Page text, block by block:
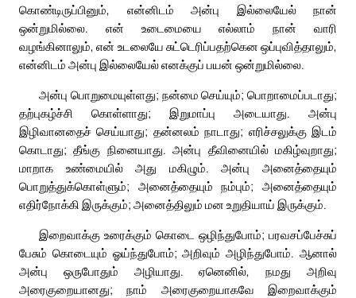
கொண்டிருப்பினும், என்னிடம் அன்பு இல்லையேல் நான்
ஒன்றுமில்லை. என் உடைமையை எல்லாம் நான் வாரி
வழங்கினாலும், என் உடலையே சுட்டெரிப்பதற்கென ஒப்புவித்தாலும்,
என்னிடம் அன்பு இல்லையேல் எனக்குப் பயன் ஒன்றுமில்லை.
அன்பு பொறுமையுள்ளது; நன்மை செய்யும்; பொறாமைப்படாது;
தற்புகழ்ச்சி கொள்ளாது; இறுமாப்பு அடையாது. அன்பு
இழிவானதைச் செய்யாது; தன்னலம் நாடாது; எரிச்சலுக்கு இடம்
கொடாது; தீங்கு நினையாது. அன்பு தீவினையில் மகிழ்வுறாது;
மாறாக உண்மையில் அது மகிழும். அன்பு அனைத்தையும்
பொறுத்துக்கொள்ளும்; அனைத்தையும் நம்பும்; அனைத்தையும்
எதிர்நோக்கி இருக்கும்; அனைத்திலும் மன உறுதியாய் இருக்கும்.
இறைவாக்கு உரைக்கும் கொடை ஒழிந்துபோம்; பரவசப்பேச்சுப்
பேசும் கொடையும் ஓய்ந்துபோம்; அறிவும் அழிந்துபோம். ஆனால்
அன்பு ஒருபோதும் அழியாது. ஏனெனில், நமது அறிவு
அரைகுறையானது; நாம் அரைகுறையாகவே இறைவாக்கும்